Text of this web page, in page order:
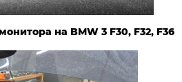
на BMW 3 F30, F32, F36